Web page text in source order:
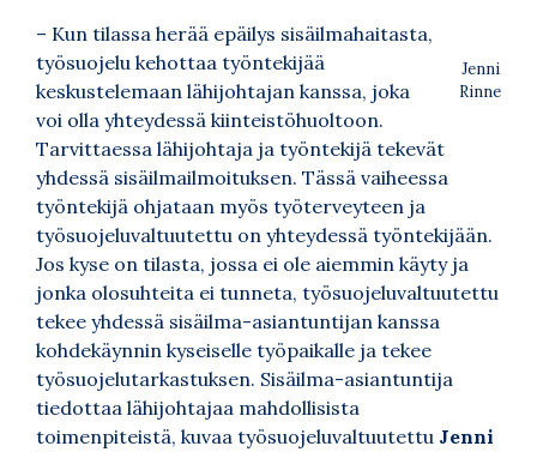
Jenni
Rinne
– Kun tilassa herää epäilys sisäilmahaitasta,
työsuojelu kehottaa työntekijää
keskustelemaan lähijohtajan kanssa, joka
voi olla yhteydessä kiinteistöhuoltoon.
Tarvittaessa lähijohtaja ja työntekijä tekevät
yhdessä sisäilmailmoituksen. Tässä vaiheessa
työntekijä ohjataan myös työterveyteen ja
työsuojeluvaltuutettu on yhteydessä työntekijään.
Jos kyse on tilasta, jossa ei ole aiemmin käyty ja
jonka olosuhteita ei tunneta, työsuojeluvaltuutettu
tekee yhdessä sisäilma-asiantuntijan kanssa
kohdekäynnin kyseiselle työpaikalle ja tekee
työsuojelutarkastuksen. Sisäilma-asiantuntija
tiedottaa lähijohtajaa mahdollisista
toimenpiteistä, kuvaa työsuojeluvaltuutettu Jenni